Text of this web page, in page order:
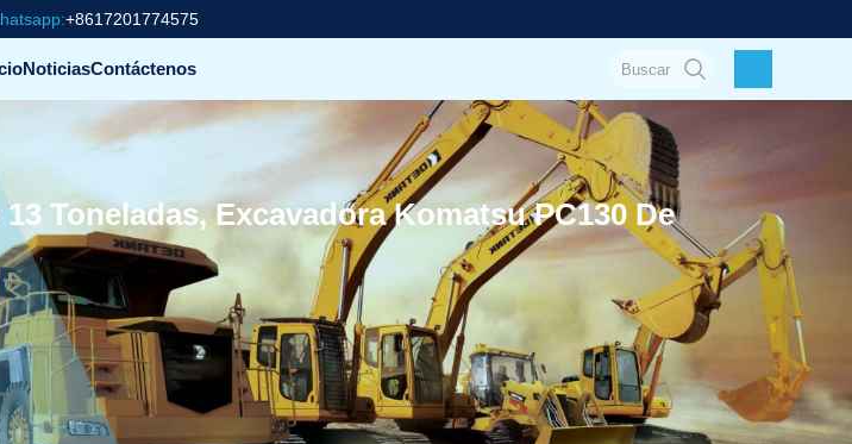
+8617201774575
NoticiasContáctenos
Toneladas, Excavadora Komatsu PC130 De